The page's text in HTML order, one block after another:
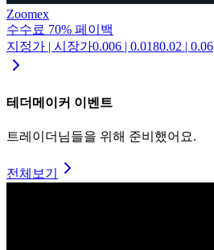
Zoomex
수수료 70% 페이백
지정가 | 시장가0.006 | 0.0180.02 | 0.06
테더메이커 이벤트
트레이더님들을 위해 준비했어요.
전체보기